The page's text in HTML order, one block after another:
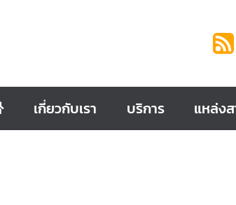
เกี่ยวกับเรา บริการ แหล่ง